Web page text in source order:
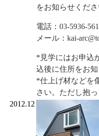
をお知らせくだ
電話：03-5936-
メール：kai-
*見学にはお申込
込後に住所をお
*仕上げ材などを
さい。ただし抱
2012.12